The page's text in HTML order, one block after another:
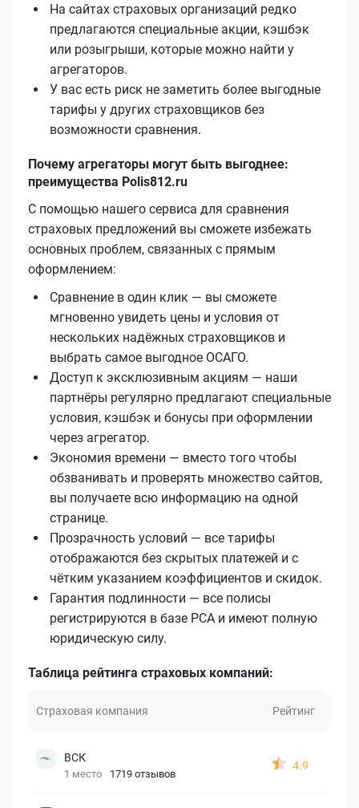
На сайтах страховых организаций редко
предлагаются специальные акции, кэшбэк
или розыгрыши, которые можно найти у
агрегаторов.
У вас есть риск не заметить более выгодные
тарифы у других страховщиков без
возможности сравнения.
Почему агрегаторы могут быть выгоднее:
преимущества Polis812.ru
С помощью нашего сервиса для сравнения
страховых предложений вы сможете избежать
основных проблем, связанных с прямым
оформлением:
Сравнение в один клик — вы сможете
мгновенно увидеть цены и условия от
нескольких надёжных страховщиков и
выбрать самое выгодное ОСАГО.
Доступ к эксклюзивным акциям — наши
партнёры регулярно предлагают специальные
условия, кэшбэк и бонусы при оформлении
через агрегатор.
Экономия времени — вместо того чтобы
обзванивать и проверять множество сайтов,
вы получаете всю информацию на одной
странице.
Прозрачность условий — все тарифы
отображаются без скрытых платежей и с
чётким указанием коэффициентов и скидок.
Гарантия подлинности — все полисы
регистрируются в базе РСА и имеют полную
юридическую силу.
Таблица рейтинга страховых компаний:
Страховая компания Рейтинг
ВСК
1 место 1719 отзывов
4.9